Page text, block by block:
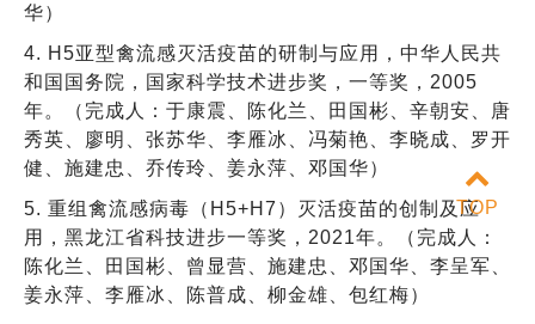
华）
4. H5亚型禽流感灭活疫苗的研制与应用，中华人民共
和国国务院，国家科学技术进步奖，一等奖，2005
年。（完成人：于康震、陈化兰、田国彬、辛朝安、唐
秀英、廖明、张苏华、李雁冰、冯菊艳、李晓成、罗开
健、施建忠、乔传玲、姜永萍、邓国华）
5. 重组禽流感病毒（H5+H7）灭活疫苗的创制及应
用，黑龙江省科技进步一等奖，2021年。（完成人：
陈化兰、田国彬、曾显营、施建忠、邓国华、李呈军、
姜永萍、李雁冰、陈普成、柳金雄、包红梅）
TOP